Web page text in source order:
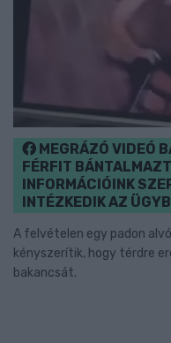
MEGRÁZÓ VIDEÓ
FÉRFIT
INFORMÁCIÓINK
INTÉZKEDIK AZ
A felvételen egy padon
kényszerítik, hogy térdre
bakancsát.